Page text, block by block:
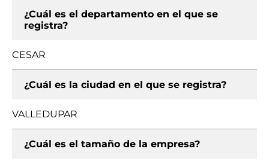
¿Cuál es el departamento en el que se
registra?
CESAR
¿Cuál es la ciudad en el que se registra?
VALLEDUPAR
¿Cuál es el tamaño de la empresa?